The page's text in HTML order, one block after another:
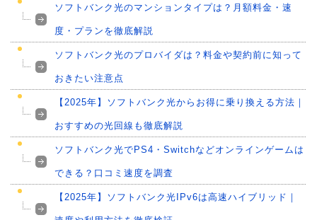
ソフトバンク光のマンションタイプは？月額料金・速
度・プランを徹底解説
ソフトバンク光のプロバイダは？料金や契約前に知って
おきたい注意点
【2025年】ソフトバンク光からお得に乗り換える方法｜
おすすめの光回線も徹底解説
ソフトバンク光でPS4・Switchなどオンラインゲームは
できる？口コミ速度を調査
【2025年】ソフトバンク光IPv6は高速ハイブリッド｜